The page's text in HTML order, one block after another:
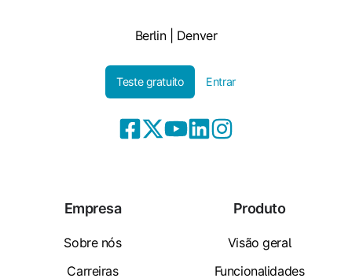
Berlin | Denver
Teste gratuito Entrar
Empresa
Sobre nós
Carreiras
Produto
Visão geral
Funcionalidades